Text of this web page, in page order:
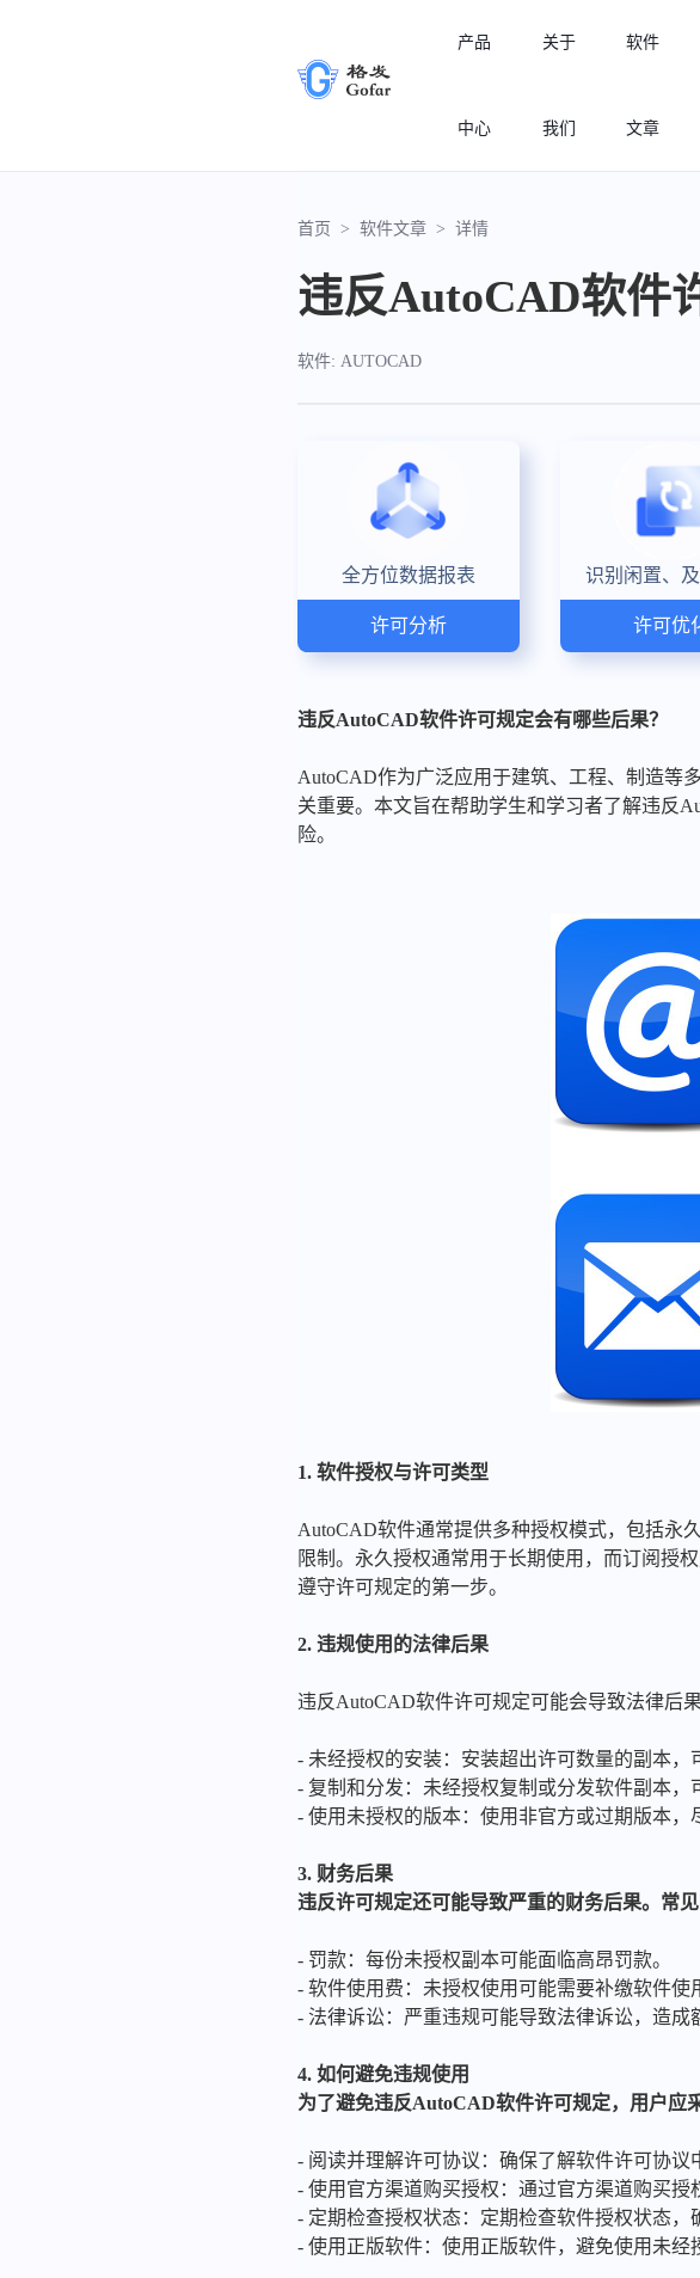
产品
中心
许可分析
实现专业软件许可精细化管
关于
我们
软件
文章
首页 > 软件文章 > 详情
违反AutoCAD软件
软件: AUTOCAD
全方位数据报表
许可分析
识别闲置、
许可优
违反AutoCAD软件许可规定会有哪些后果？
AutoCAD作为广泛应用于建筑、工程、制造等
关重要。本文旨在帮助学生和学习者了解违反
险。
1. 软件授权与许可类型
AutoCAD软件通常提供多种授权模式，包括永
限制。永久授权通常用于长期使用，而订阅授
遵守许可规定的第一步。
2. 违规使用的法律后果
违反AutoCAD软件许可规定可能会导致法律后
- 未经授权的安装：安装超出许可数量的副本，
- 复制和分发：未经授权复制或分发软件副本，
- 使用未授权的版本：使用非官方或过期版本，
3. 财务后果
违反许可规定还可能导致严重的财务后果。常见
- 罚款：每份未授权副本可能面临高昂罚款。
- 软件使用费：未授权使用可能需要补缴软件使
- 法律诉讼：严重违规可能导致法律诉讼，造成
4. 如何避免违规使用
为了避免违反AutoCAD软件许可规定，用户应
- 阅读并理解许可协议：确保了解软件许可协议
- 使用官方渠道购买授权：通过官方渠道购买授
- 定期检查授权状态：定期检查软件授权状态，
- 使用正版软件：使用正版软件，避免使用未经